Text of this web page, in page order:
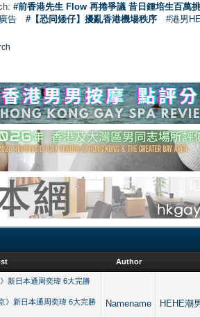
#前香港先生 Flow 再捲爭議 昔日鍾培生百萬
告
#【恐同矮仔】擾亂香港機場秩序 #港男
Author
》新日本通周奕瑋 6大完勝
》新日本通周奕瑋 6大完勝
Namename HEHE潮